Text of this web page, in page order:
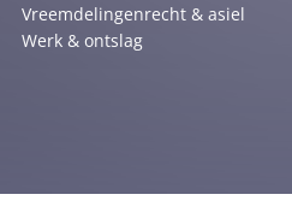
Vreemdelingenrecht & asiel
Werk & ontslag